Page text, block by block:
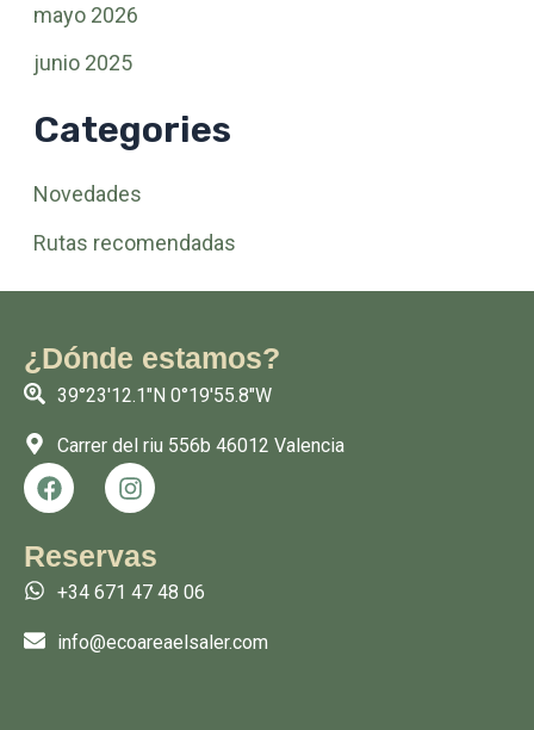
mayo 2026
junio 2025
Categories
Novedades
Rutas recomendadas
¿Dónde estamos?
39°23'12.1"N 0°19'55.8"W
Carrer del riu 556b 46012 Valencia
F
a
e
b
o
k
I
n
t
a
g
a
Reservas
+34 671 47 48 06
info@ecoareaelsaler.com